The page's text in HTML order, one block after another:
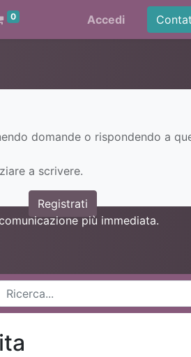
0 Accedi
domande o rispondendo a
a scrivere.
Registrati
più immediata.